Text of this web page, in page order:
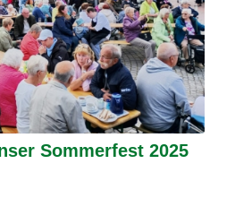
Sommerfest 2025